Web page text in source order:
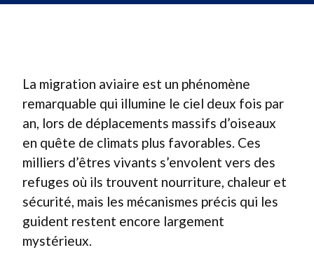
La migration aviaire est un phénomène
remarquable qui illumine le ciel deux fois par
an, lors de déplacements massifs d’oiseaux
en quête de climats plus favorables. Ces
milliers d’êtres vivants s’envolent vers des
refuges où ils trouvent nourriture, chaleur et
sécurité, mais les mécanismes précis qui les
guident restent encore largement
mystérieux.